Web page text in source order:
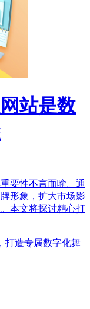
站是数
要性不言而喻。通
形象，扩大市场影
本文将探讨精心打
打造专属数字化舞